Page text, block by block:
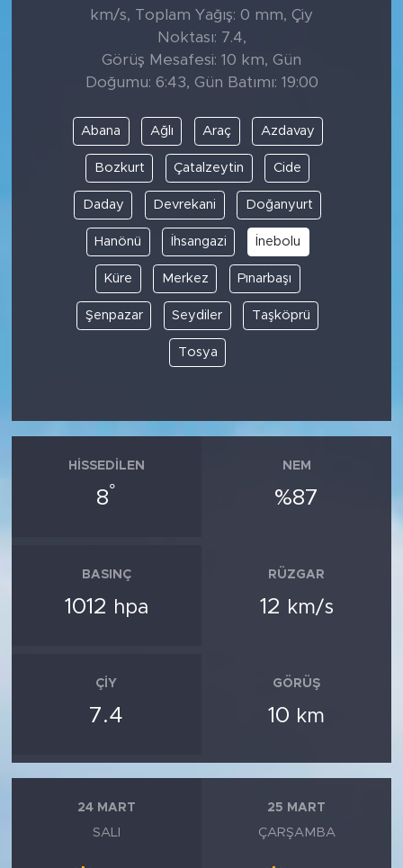
km/s, Toplam Yağış: 0 mm, Çiy
Noktası: 7.4,
Görüş Mesafesi: 10 km, Gün
Doğumu: 6:43, Gün Batımı: 19:00
Abana Ağlı Araç Azdavay
Bozkurt Çatalzeytin Cide
Daday Devrekani Doğanyurt
Hanönü İhsangazi İnebolu
Küre Merkez Pınarbaşı
Şenpazar Seydiler Taşköprü
Tosya
HISSEDILEN
8°
NEM
%87
BASINÇ
1012 hpa
RÜZGAR
12 km/s
ÇIY
7.4
GÖRÜŞ
10 km
24 MART
SALI
25 MART
ÇARŞAMBA